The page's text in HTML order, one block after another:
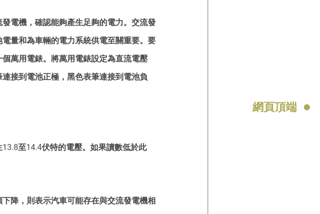
網頁頂端
電機，確認能夠產生足夠的電力。交流發
量和為車輛的電力系統供電至關重要。要
萬用電錶。將萬用電錶設定為直流電壓
接到電池正極，黑色表筆連接到電池負
至14.4伏特的電壓。如果讀數低於此
降，則表示汽車可能存在與交流發電機相